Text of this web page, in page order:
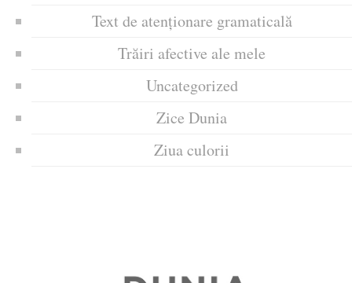
Text de atenționare gramaticală
Trăiri afective ale mele
Uncategorized
Zice Dunia
Ziua culorii